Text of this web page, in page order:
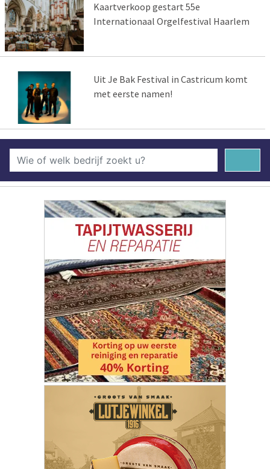
Kaartverkoop gestart 55e
Internationaal Orgelfestival Haarlem
Uit Je Bak Festival in Castricum komt
met eerste namen!